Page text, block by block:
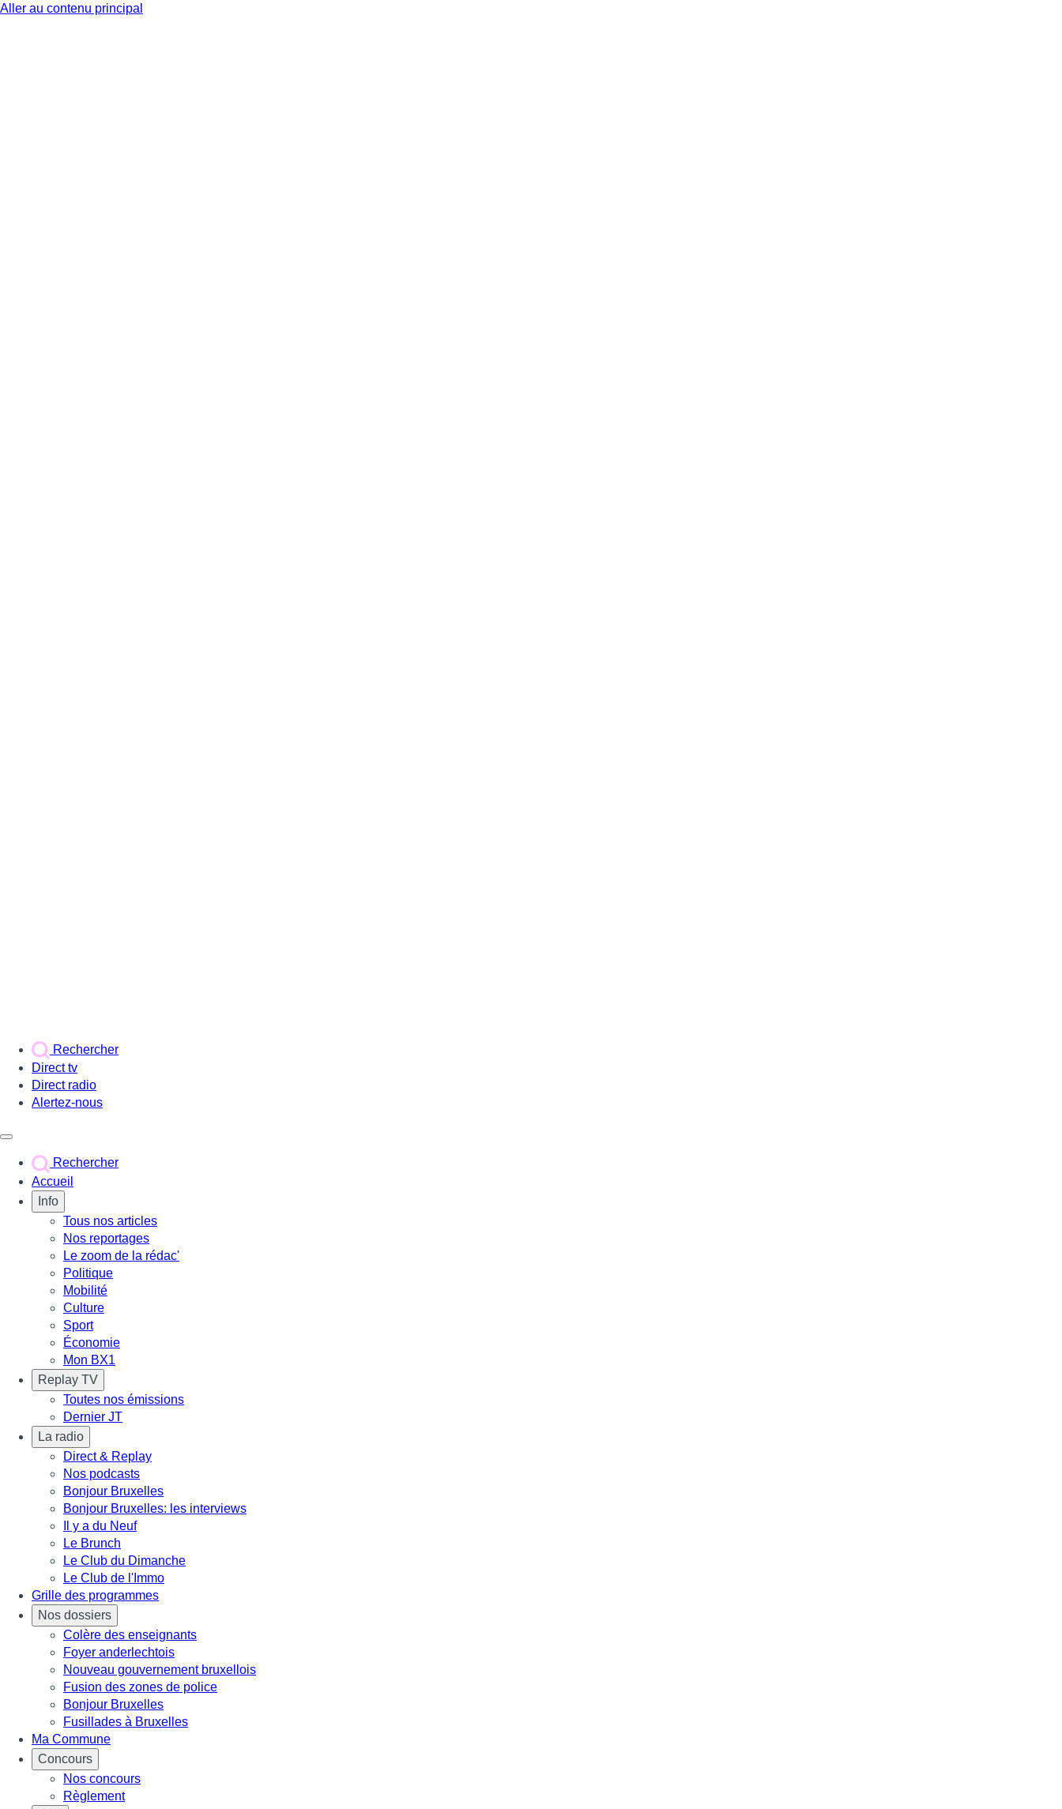
Aller au contenu principal
Rechercher
Direct tv
Direct radio
Alertez-nous
Rechercher
Accueil
Info
Tous nos articles
Nos reportages
Le zoom de la rédac'
Politique
Mobilité
Culture
Sport
Économie
Mon BX1
Replay TV
Toutes nos émissions
Dernier JT
La radio
Direct & Replay
Nos podcasts
Bonjour Bruxelles
Bonjour Bruxelles: les interviews
Il y a du Neuf
Le Brunch
Le Club du Dimanche
Le Club de l'Immo
Grille des programmes
Nos dossiers
Colère des enseignants
Foyer anderlechtois
Nouveau gouvernement bruxellois
Fusion des zones de police
Bonjour Bruxelles
Fusillades à Bruxelles
Ma Commune
Concours
Nos concours
Règlement